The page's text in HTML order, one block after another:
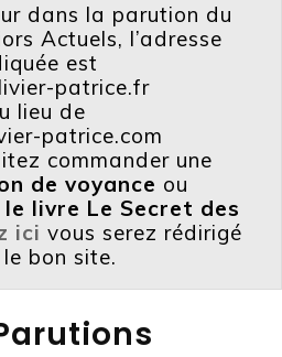
dans la parution du
Actuels, l’adresse
est
patrice.fr
lieu de
patrice.com
commander une
de voyance ou
livre Le Secret des
ici vous serez rédirigé
bon site.